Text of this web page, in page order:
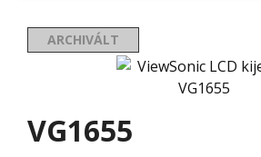
ARCHIVÁLT
VG1655